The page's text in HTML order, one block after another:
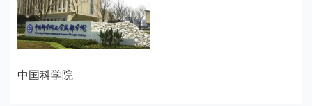
中国科学院